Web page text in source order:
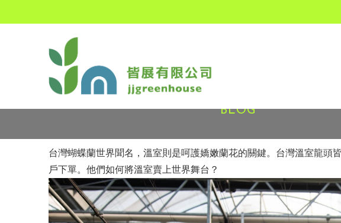
BLOG
台灣蝴蝶蘭世界聞名，溫室則是呵護嬌嫩蘭花的關鍵。台灣溫室龍
戶下單。他們如何將溫室賣上世界舞台？